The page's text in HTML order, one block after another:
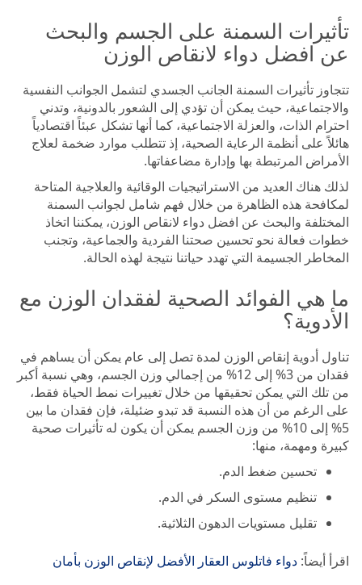
تأثيرات السمنة على الجسم والبحث
عن افضل دواء لانقاص الوزن
تتجاوز تأثيرات السمنة الجانب الجسدي لتشمل الجوانب النفسية
والاجتماعية، حيث يمكن أن تؤدي إلى الشعور بالدونية، وتدني
احترام الذات، والعزلة الاجتماعية، كما أنها تشكل عبئاً اقتصادياً
هائلاً على أنظمة الرعاية الصحية، إذ تتطلب موارد ضخمة لعلاج
الأمراض المرتبطة بها وإدارة مضاعفاتها.
لذلك هناك العديد من الاستراتيجيات الوقائية والعلاجية المتاحة
لمكافحة هذه الظاهرة من خلال فهم شامل لجوانب السمنة
المختلفة والبحث عن افضل دواء لانقاص الوزن، يمكننا اتخاذ
خطوات فعالة نحو تحسين صحتنا الفردية والجماعية، وتجنب
المخاطر الجسيمة التي تهدد حياتنا نتيجة لهذه الحالة.
ما هي الفوائد الصحية لفقدان الوزن مع
الأدوية؟
تناول أدوية إنقاص الوزن لمدة تصل إلى عام يمكن أن يساهم في
فقدان من 3% إلى 12% من إجمالي وزن الجسم، وهي نسبة أكبر
من تلك التي يمكن تحقيقها من خلال تغييرات نمط الحياة فقط،
على الرغم من أن هذه النسبة قد تبدو ضئيلة، فإن فقدان ما بين
5% إلى 10% من وزن الجسم يمكن أن يكون له تأثيرات صحية
كبيرة ومهمة، منها:
تحسين ضغط الدم.
تنظيم مستوى السكر في الدم.
تقليل مستويات الدهون الثلاثية.
اقرأ أيضاً: دواء فاتلوس العقار الأفضل لإنقاص الوزن بأمان